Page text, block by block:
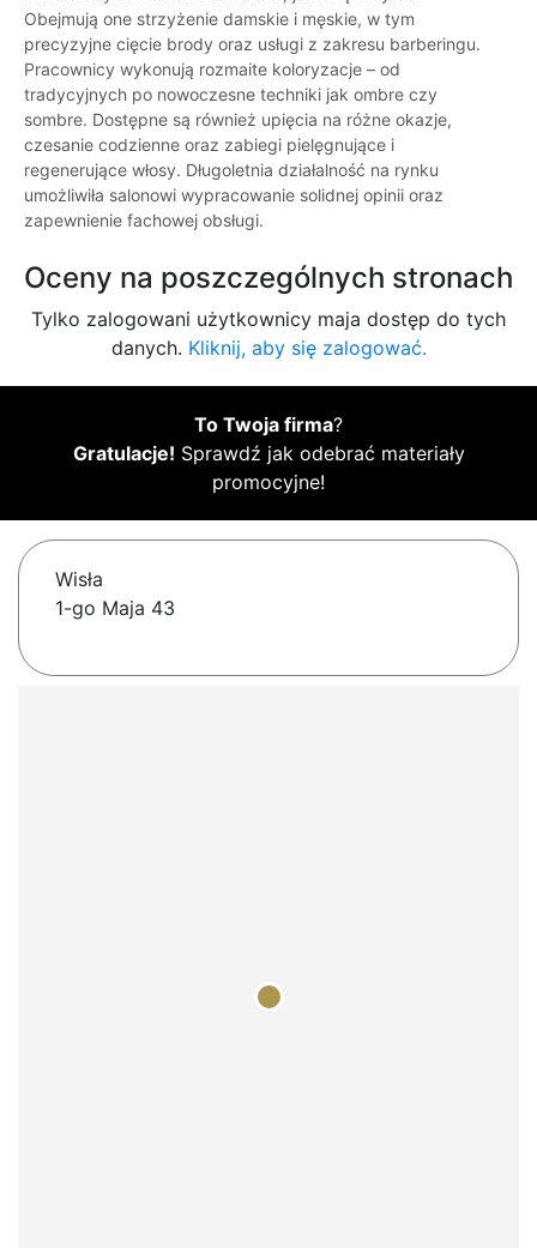
Obejmują one strzyżenie damskie i męskie, w tym
precyzyjne cięcie brody oraz usługi z zakresu barberingu.
Pracownicy wykonują rozmaite koloryzacje – od
tradycyjnych po nowoczesne techniki jak ombre czy
sombre. Dostępne są również upięcia na różne okazje,
czesanie codzienne oraz zabiegi pielęgnujące i
regenerujące włosy. Długoletnia działalność na rynku
umożliwiła salonowi wypracowanie solidnej opinii oraz
zapewnienie fachowej obsługi.
Oceny na poszczególnych stronach
Tylko zalogowani użytkownicy maja dostęp do tych
danych. Kliknij, aby się zalogować.
To Twoja firma?
Gratulacje! Sprawdź jak odebrać materiały
promocyjne!
Wisła
1-go Maja 43